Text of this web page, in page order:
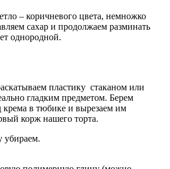
– коричневого цвета, немножко
сахар и продолжаем разминать
однородной.
пластику стаканом или
гладким предметом. Берем
в тюбике и вырезаем им
корж нашего торта.